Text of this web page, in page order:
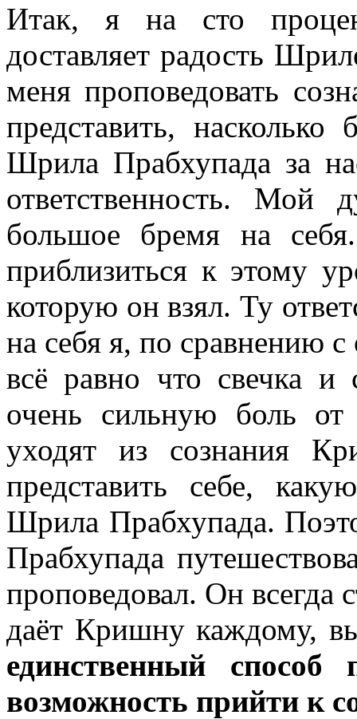
Итак, я на сто
доставляет радость
меня проповедовать
представить, насколько
Шрила Прабхупада за
ответственность. Мой
большое бремя на
приблизиться к этому
которую он взял. Ту
на себя я, по сравнению
всё равно что свечка
очень сильную боль
уходят из сознания
представить себе,
Шрила Прабхупада.
Прабхупада
проповедовал. Он всегда
даёт Кришну каждому,
единственный
возможность прийти к